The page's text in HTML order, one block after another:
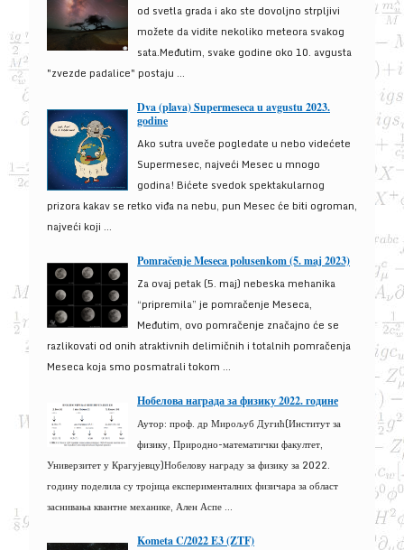
od svetla grada i ako ste dovoljno strpljivi
možete da vidite nekoliko meteora svakog
sata.Međutim, svake godine oko 10. avgusta
"zvezde padalice" postaju ...
Dva (plava) Supermeseca u avgustu 2023.
godine
Ako sutra uveče pogledate u nebo videćete
Supermesec, najveći Mesec u mnogo
godina! Bićete svedok spektakularnog
prizora kakav se retko viđa na nebu, pun Mesec će biti ogroman,
najveći koji ...
Pomračenje Meseca polusenkom (5. maj 2023)
Za ovaj petak (5. maj) nebeska mehanika
“pripremila” je pomračenje Meseca,
Međutim, ovo pomračenje značajno će se
razlikovati od onih atraktivnih delimičnih i totalnih pomračenja
Meseca koja smo posmatrali tokom ...
Нобелова награда за физику 2022. године
Аутор: проф. др Мирољуб Дугић(Институт за
физику, Природно-математички факултет,
Универзитет у Крагујевцу)Нобелову награду за физику за 2022.
годину поделила су тројица експерименталних физичара за област
заснивања квантне механике, Ален Аспе ...
Kometa C/2022 E3 (ZTF)